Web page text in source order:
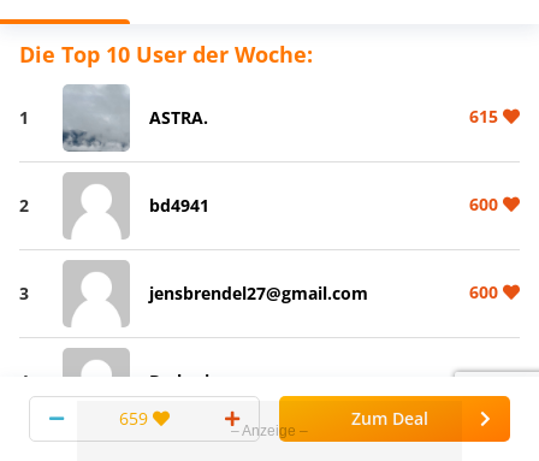
Die Top 10 User der Woche:
1 ASTRA. 615
2 bd4941 600
3 jensbrendel27@gmail.com 600
4 Brehmion
659 Zum Deal